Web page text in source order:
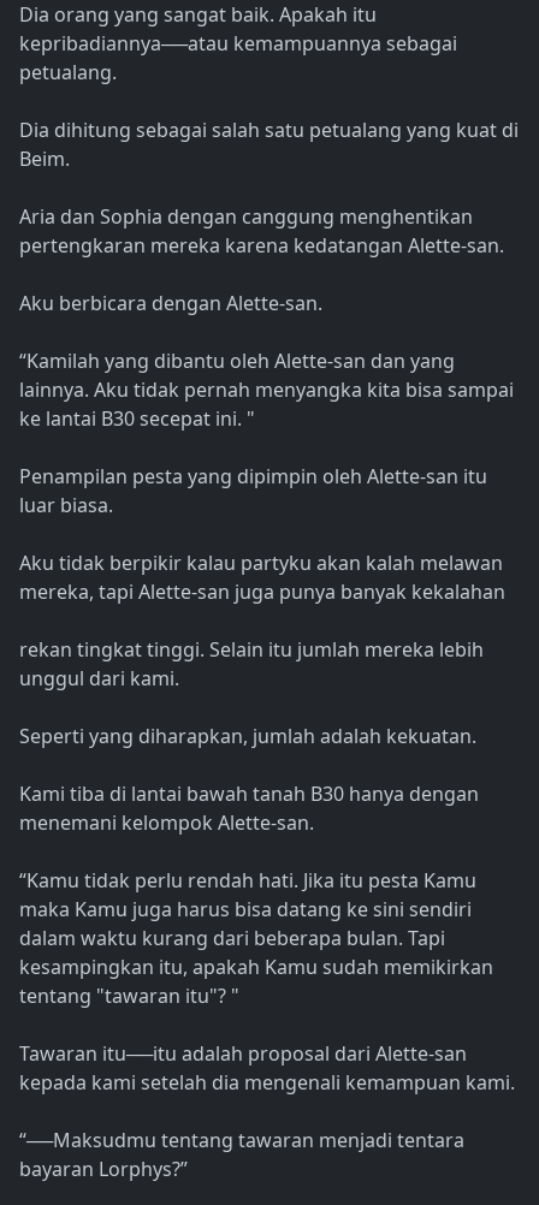
Dia orang yang sangat baik. Apakah itu
kepribadiannya──atau kemampuannya sebagai
petualang.
Dia dihitung sebagai salah satu petualang yang kuat di
Beim.
Aria dan Sophia dengan canggung menghentikan
pertengkaran mereka karena kedatangan Alette-san.
Aku berbicara dengan Alette-san.
“Kamilah yang dibantu oleh Alette-san dan yang
lainnya. Aku tidak pernah menyangka kita bisa sampai
ke lantai B30 secepat ini. "
Penampilan pesta yang dipimpin oleh Alette-san itu
luar biasa.
Aku tidak berpikir kalau partyku akan kalah melawan
mereka, tapi Alette-san juga punya banyak kekalahan
rekan tingkat tinggi. Selain itu jumlah mereka lebih
unggul dari kami.
Seperti yang diharapkan, jumlah adalah kekuatan.
Kami tiba di lantai bawah tanah B30 hanya dengan
menemani kelompok Alette-san.
“Kamu tidak perlu rendah hati. Jika itu pesta Kamu
maka Kamu juga harus bisa datang ke sini sendiri
dalam waktu kurang dari beberapa bulan. Tapi
kesampingkan itu, apakah Kamu sudah memikirkan
tentang "tawaran itu"? "
Tawaran itu──itu adalah proposal dari Alette-san
kepada kami setelah dia mengenali kemampuan kami.
“──Maksudmu tentang tawaran menjadi tentara
bayaran Lorphys?”